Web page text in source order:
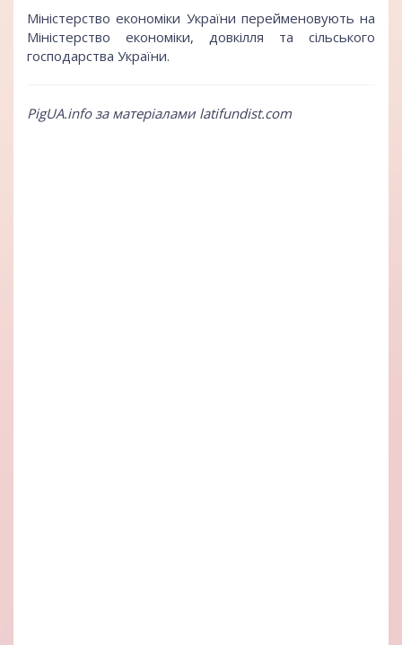
Міністерство економіки України перейменовують на
Міністерство економіки, довкілля та сільського
господарства України.
PigUA.info за матеріалами latifundist.com